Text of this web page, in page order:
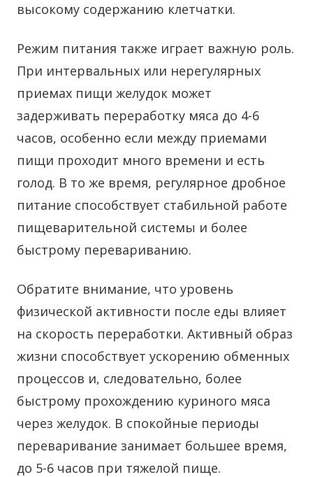
высокому содержанию клетчатки.
Режим питания также играет важную роль.
При интервальных или нерегулярных
приемах пищи желудок может
задерживать переработку мяса до 4-6
часов, особенно если между приемами
пищи проходит много времени и есть
голод. В то же время, регулярное дробное
питание способствует стабильной работе
пищеварительной системы и более
быстрому перевариванию.
Обратите внимание, что уровень
физической активности после еды влияет
на скорость переработки. Активный образ
жизни способствует ускорению обменных
процессов и, следовательно, более
быстрому прохождению куриного мяса
через желудок. В спокойные периоды
переваривание занимает большее время,
до 5-6 часов при тяжелой пище.